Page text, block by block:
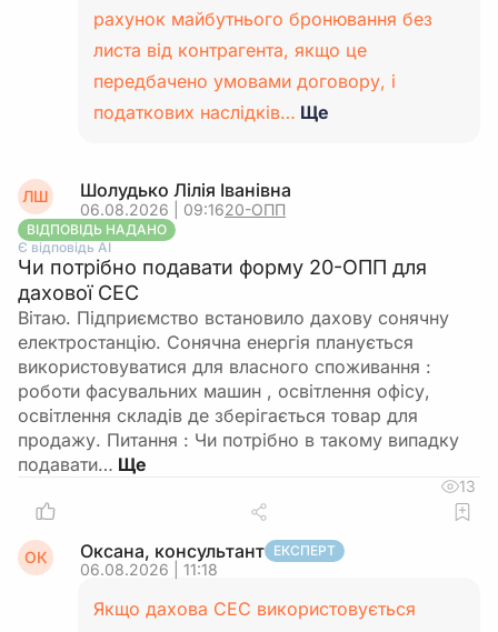
рахунок майбутнього бронювання без
листа від контрагента, якщо це
передбачено умовами договору, і
податкових наслідків… Ще
ЛШ Шолудько Лілія Іванівна
06.08.2026 | 09:1620-ОПП
ВІДПОВІДЬ НАДАНО
Є відповідь АІ
Чи потрібно подавати форму 20-ОПП для
дахової СЕС
Вітаю. Підприємство встановило дахову сонячну
електростанцію. Сонячна енергія планується
використовуватися для власного споживання :
роботи фасувальних машин , освітлення офісу,
освітлення складів де зберігається товар для
продажу. Питання : Чи потрібно в такому випадку
подавати…
13
ОК Оксана, консультант ЕКСПЕРТ
06.08.2026 | 11:18
Якщо дахова СЕС використовується